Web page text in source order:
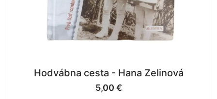
Hodvábna cesta - Hana Zelinová
5,00 €